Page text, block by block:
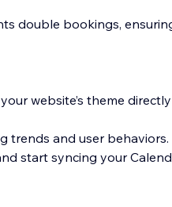
double bookings,
website’s theme
trends and user behaviors.
start syncing your